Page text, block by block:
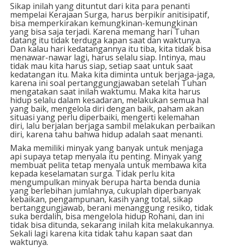
Sikap inilah yang dituntut dari kita para penanti
mempelai Kerajaan Surga, harus berpikir anitisipatif,
bisa memperkirakan kemungkinan-kemungkinan
yang bisa saja terjadi. Karena memang hari Tuhan
datang itu tidak terduga kapan saat dan waktunya.
Dan kalau hari kedatangannya itu tiba, kita tidak bisa
menawar-nawar lagi, harus selalu siap. Intinya, mau
tidak mau kita harus siap, setiap saat untuk saat
kedatangan itu. Maka kita diminta untuk berjaga-jaga,
karena ini soal pertanggungjawaban setelah Tuhan
mengatakan saat inilah waktumu. Maka kita harus
hidup selalu dalam kesadaran, melakukan semua hal
yang baik, mengelola diri dengan baik, paham akan
situasi yang perlu diperbaiki, mengerti kelemahan
diri, lalu berjalan berjaga sambil melakukan perbaikan
diri, karena tahu bahwa hidup adalah saat menanti.
Maka memiliki minyak yang banyak untuk menjaga
api supaya tetap menyala itu penting. Minyak yang
membuat pelita tetap menyala untuk membawa kita
kepada keselamatan surga. Tidak perlu kita
mengumpulkan minyak berupa harta benda dunia
yang berlebihan jumlahnya, cukuplah diperbanyak
kebaikan, pengampunan, kasih yang total, sikap
bertanggungjawab, berani menanggung resiko, tidak
suka berdalih, bisa mengelola hidup Rohani, dan ini
tidak bisa ditunda, sekarang inilah kita melakukannya.
Sekali lagi karena kita tidak tahu kapan saat dan
waktunya.